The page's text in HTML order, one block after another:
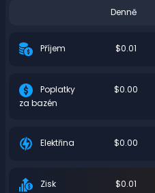
Denně
Příjem $0.01
Poplatky
za bazén
$0.00
Elektřina $0.00
Zisk $0.01